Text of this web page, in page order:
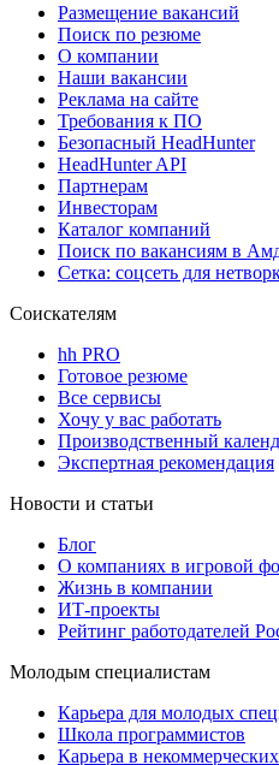
Размещение вакансий
Поиск по резюме
О компании
Наши вакансии
Реклама на сайте
Требования к ПО
Безопасный HeadHunter
HeadHunter API
Партнерам
Инвесторам
Каталог компаний
Поиск по вакансиям в
Сетка: соцсеть для
Соискателям
hh PRO
Готовое резюме
Все сервисы
Хочу у вас работать
Производственный
Экспертная рекомендация
Новости и статьи
Блог
О компаниях в игровой
Жизнь в компании
ИТ-проекты
Рейтинг работодателей
Молодым специалистам
Карьера для молодых
Школа программистов
Карьера в